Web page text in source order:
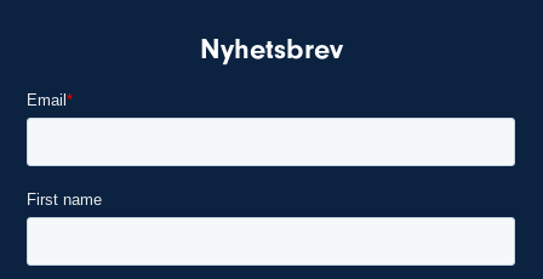
Nyhetsbrev